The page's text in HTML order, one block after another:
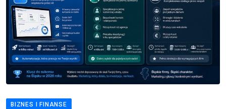
BIZNES I FINANSE